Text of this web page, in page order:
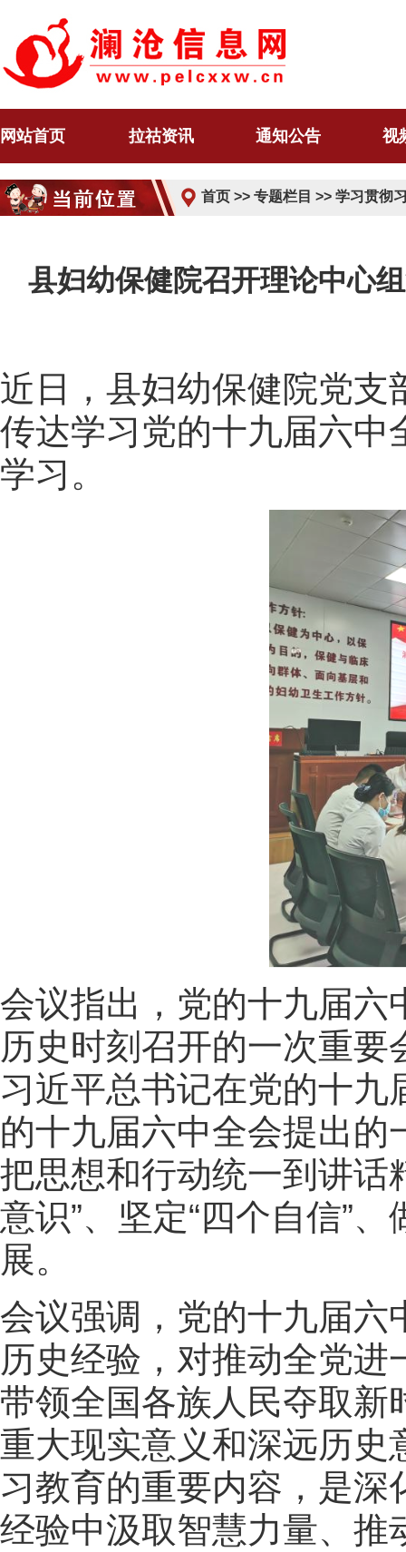
网站首页 拉祜资讯 通知公告 视
首页 >> 专题栏目 >> 学习贯彻
县妇幼保健院召开理论中心
近日，县妇幼保健院党
传达学习党的十九届六中
学习。
会议指出，党的十九届六
历史时刻召开的一次重
习近平总书记在党的十
的十九届六中全会提出
把思想和行动统一到讲话
意识”、坚定“四个自信”
展。
会议强调，党的十九届六
历史经验，对推动全党
带领全国各族人民夺取新
重大现实意义和深远历史
习教育的重要内容，是
经验中汲取智慧力量、推